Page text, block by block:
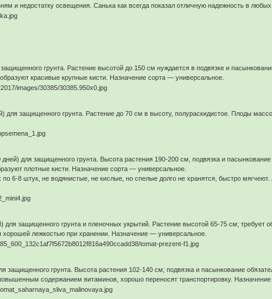
и недостатку освещения. Санька как всегда показал отличную надежность в любых
грунта. Растение высотой до 150 см нуждается в подвязке и
красивые крупные кисти. Назначение сорта — универсальное.
для защищенного грунта. Растение до 70 см в высоту, полураскидистое. Плоды
для защищенного грунта. Высота растения 190-200 см, подвязка и
плотные кисти. Назначение сорта — универсальное.
6-8 штук, не водянистые, не кислые, но спелые долго не хранятся, быстро мягчеют.
защищенного грунта и пленочных укрытий. Растение высотой 65-75 см; требует
лежкостью при хранении. Назначение — универсальное.
защищенного грунта. Высота растения 102-140 см; подвязка и пасынкование
содержанием витаминов, хорошо переносят транспортировку.